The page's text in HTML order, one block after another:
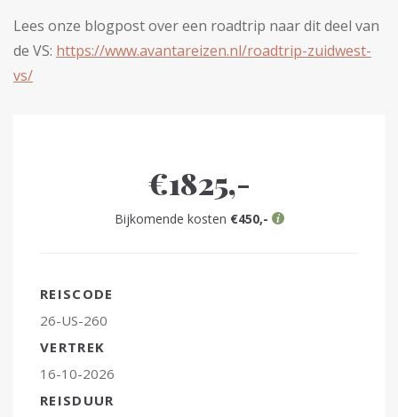
Lees onze blogpost over een roadtrip naar dit deel van
de VS: https://www.avantareizen.nl/roadtrip-zuidwest-
vs/
€1825,-
Bijkomende kosten €450,-
REISCODE
26-US-260
VERTREK
16-10-2026
REISDUUR